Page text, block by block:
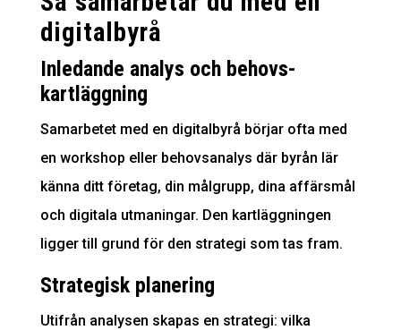
digitalbyrå
Inledande analys och behovs­
kartläggning
Samarbetet med en digitalbyrå börjar ofta med
en workshop eller behovs­analys där byrån lär
känna ditt företag, din målgrupp, dina affärsmål
och digitala utmaningar. Den kartläggningen
ligger till grund för den strategi som tas fram.
Strategisk planering
Utifrån analysen skapas en strategi: vilka